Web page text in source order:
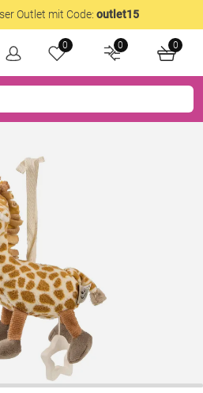
Outlet mit Code: outlet15
0 0 0